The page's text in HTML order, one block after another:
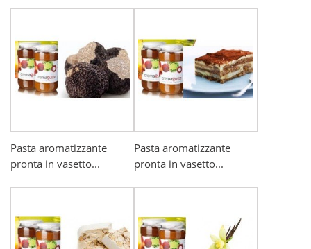
Pasta aromatizzante
pronta in vasetto...
Pasta aromatizzante
pronta in vasetto...